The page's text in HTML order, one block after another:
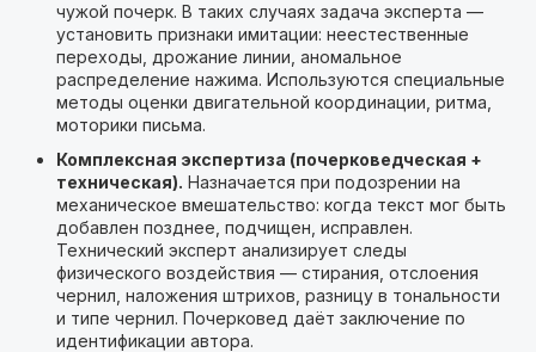
чужой почерк. В таких случаях задача эксперта —
установить признаки имитации: неестественные
переходы, дрожание линии, аномальное
распределение нажима. Используются специальные
методы оценки двигательной координации, ритма,
моторики письма.
Комплексная экспертиза (почерковедческая +
техническая). Назначается при подозрении на
механическое вмешательство: когда текст мог быть
добавлен позднее, подчищен, исправлен.
Технический эксперт анализирует следы
физического воздействия — стирания, отслоения
чернил, наложения штрихов, разницу в тональности
и типе чернил. Почерковед даёт заключение по
идентификации автора.